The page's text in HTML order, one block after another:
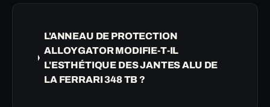
L'ANNEAU DE PROTECTION
ALLOYGATOR MODIFIE-T-IL
L'ESTHÉTIQUE DES JANTES ALU DE
LA FERRARI 348 TB ?